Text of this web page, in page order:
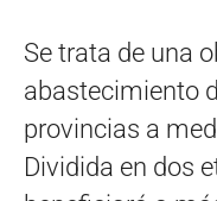
Se trata de una
abastecimiento
provincias a
Dividida en dos